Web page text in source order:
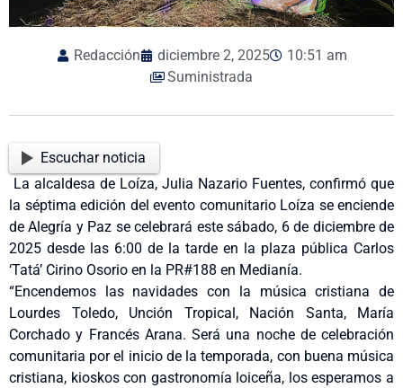
Redacción diciembre 2, 2025
10:51 am
Suministrada
Escuchar noticia
La alcaldesa de Loíza, Julia Nazario Fuentes, confirmó que
la séptima edición del evento comunitario Loíza se enciende
de Alegría y Paz se celebrará este sábado, 6 de diciembre de
2025 desde las 6:00 de la tarde en la plaza pública Carlos
‘Tatá’ Cirino Osorio en la PR#188 en Medianía.
“Encendemos las navidades con la música cristiana de
Lourdes Toledo, Unción Tropical, Nación Santa, María
Corchado y Francés Arana. Será una noche de celebración
comunitaria por el inicio de la temporada, con buena música
cristiana, kioskos con gastronomía loiceña, los esperamos a